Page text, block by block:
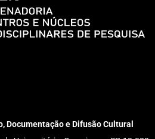
Documentação e Difusão Cultural